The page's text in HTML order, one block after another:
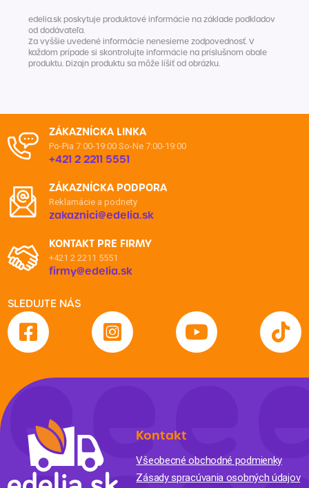
edelia.sk poskytuje produktové informácie na základe podkladov
od dodávateľa.
Za vyššie uvedené informácie nenesieme zodpovednosť. V
každom prípade si skontrolujte informácie na príslušnom obale
produktu. Dizajn produktu sa môže líšiť od obrázku.
ZÁKAZNÍCKA LINKA
Po-Pia 7:00-19:00 So-Ne 7:00-19:00
+421 2 2211 5551
ZÁKAZNÍCKA PODPORA
Reklamácie a podnety
zakaznici@edelia.sk
KONTAKT PRE FIRMY
+421 2 2211 5551
firmy@edelia.sk
SLEDUJTE NÁS
Kontakt
Všeobecné obchodné podmienky
Zásady spracúvania osobných údajov